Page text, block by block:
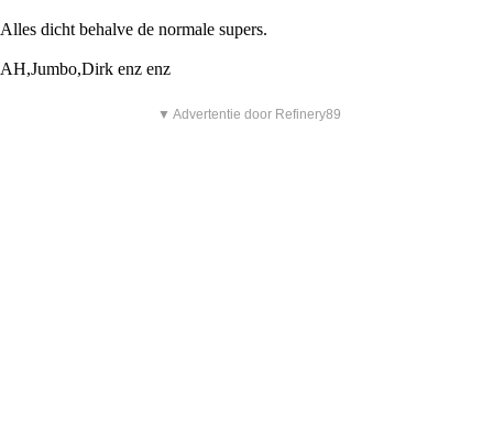
Alles dicht behalve de normale supers.
AH,Jumbo,Dirk enz enz
▼ Advertentie door Refinery89